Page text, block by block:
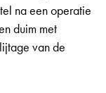
na een operatie
duim met
van de